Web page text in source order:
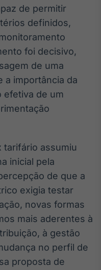
de permitir
definidos,
foi decisivo,
de uma
a importância da
efetiva de um
assumiu
inicial pela
de que a
exigia testar
novas formas
mais aderentes à
à gestão
no perfil de
proposta de